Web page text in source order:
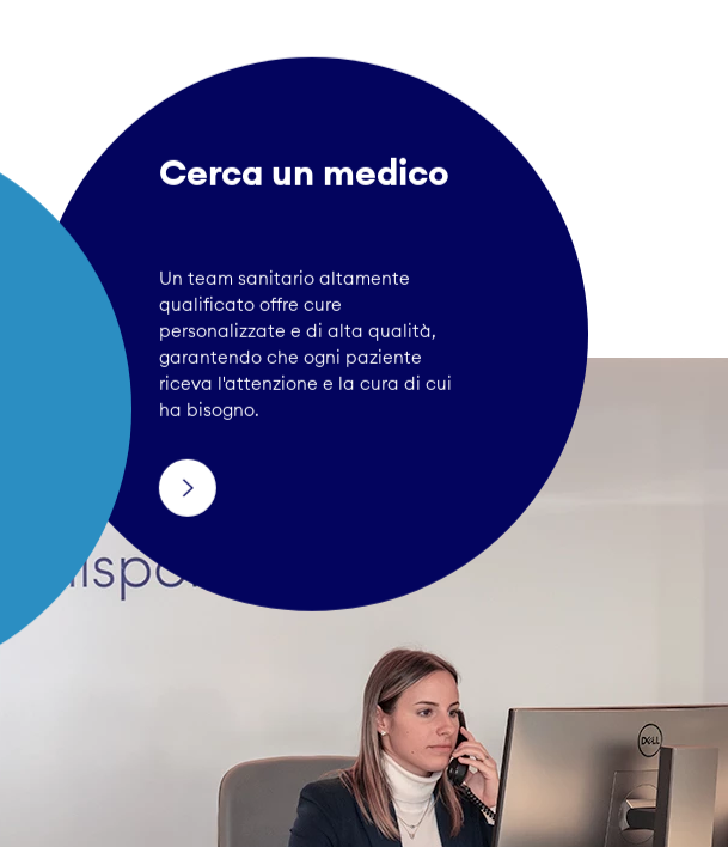
Cerca un medico
Un team sanitario altamente
qualificato offre cure
personalizzate e di alta qualità,
garantendo che ogni paziente
riceva l'attenzione e la cura di cui
ha bisogno.